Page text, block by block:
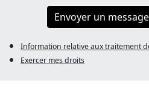
Envoyer un message
Information relative aux traitement
Exercer mes droits